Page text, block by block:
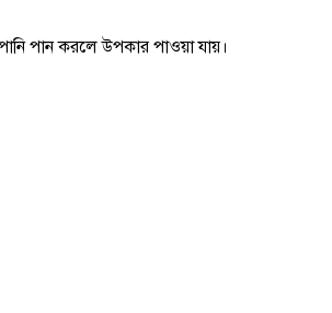
পান করলে উপকার পাওয়া যায়।